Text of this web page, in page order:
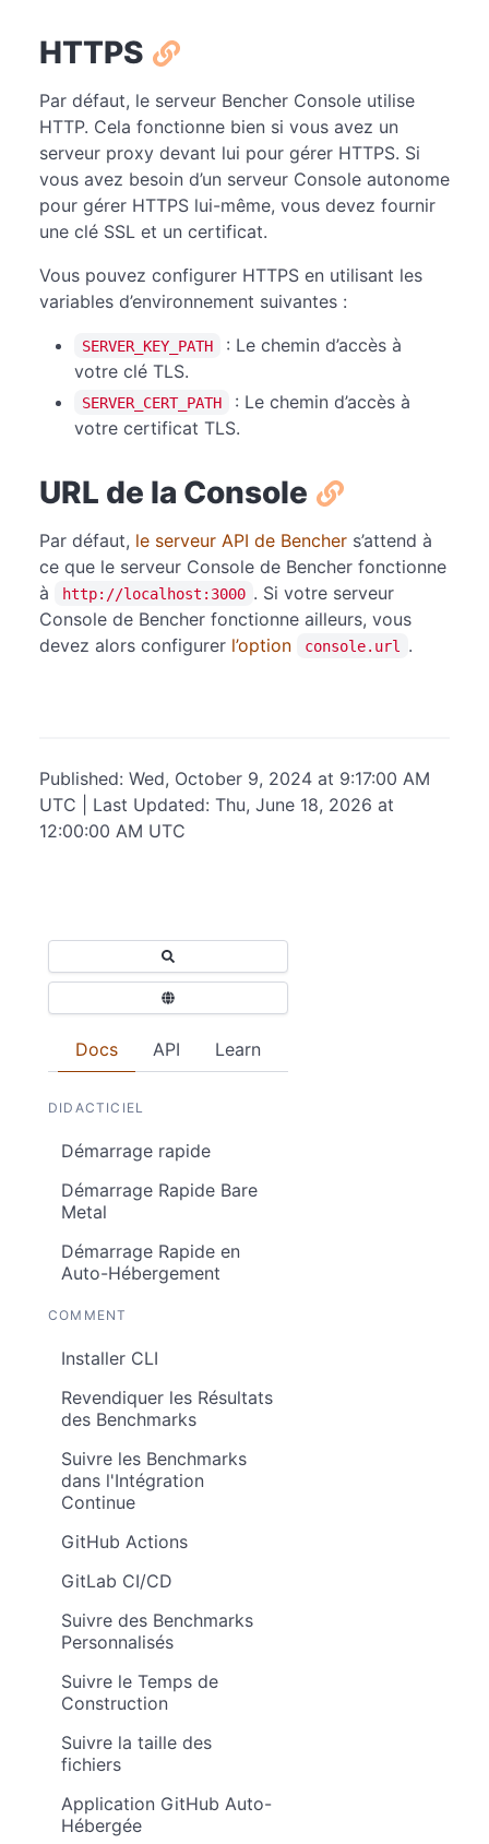
Docs API Learn
DIDACTICIEL
Démarrage rapide
Démarrage Rapide Bare
Metal
Démarrage Rapide en
Auto-Hébergement
COMMENT
Installer CLI
Revendiquer les Résultats
des Benchmarks
Suivre les Benchmarks
dans l'Intégration
Continue
GitHub Actions
GitLab CI/CD
Suivre des Benchmarks
Personnalisés
Suivre le Temps de
Construction
Suivre la taille des
fichiers
Application GitHub Auto-
Hébergée
HTTPS
Par défaut, le serveur Bencher Console utilise
HTTP. Cela fonctionne bien si vous avez un
serveur proxy devant lui pour gérer HTTPS. Si
vous avez besoin d’un serveur Console autonome
pour gérer HTTPS lui-même, vous devez fournir
une clé SSL et un certificat.
Vous pouvez configurer HTTPS en utilisant les
variables d’environnement suivantes :
SERVER_KEY_PATH
: Le chemin d’accès à
votre clé TLS.
SERVER_CERT_PATH
: Le chemin d’accès à
votre certificat TLS.
URL de la Console
Par défaut, le serveur API de Bencher s’attend à
ce que le serveur Console de Bencher fonctionne
à
http://localhost:3000 . Si votre serveur
Console de Bencher fonctionne ailleurs, vous
devez alors configurer l’option console.url .
Published: Wed, October 9, 2024 at 9:17:00 AM
UTC | Last Updated: Thu, June 18, 2026 at
12:00:00 AM UTC